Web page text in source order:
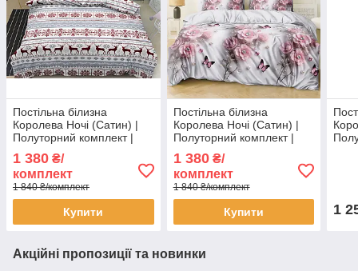
Постільна білизна
Королева Ночі (Сатин) |
Полуторний комплект |
Сніжинки
1 380 ₴/
комплект
1 840 ₴/комплект
Купити
Постільна білизна
Королева Ночі (Сатин) |
Полуторний комплект |
сірому
1 380₴/
комплект
1 840 ₴/комплект
Купити 1
Акційні пропозиції та новинки